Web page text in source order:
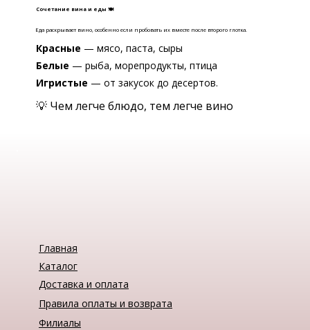
Сочетание вина и еды 🍽
Еда раскрывает вино, особенно если пробовать их вместе после второго глотка.
Красные — мясо, паста, сыры
Белые — рыба, морепродукты, птица
Игристые — от закусок до десертов.
💡 Чем легче блюдо, тем легче вино
Главная
Каталог
Доставка и оплата
Правила оплаты и возврата
Филиалы